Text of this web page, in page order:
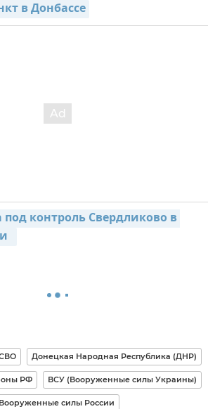
в Донбассе
под контроль Свердликово в
Донецкая Народная Республика (ДНР)
РФ ВСУ (Вооруженные силы Украины)
Вооруженные силы России